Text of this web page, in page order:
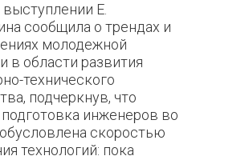
Е.
сообщила о трендах и
молодежной
в области развития
технического
подчеркнув, что
подготовка инженеров во
скоростью
технологий: пока